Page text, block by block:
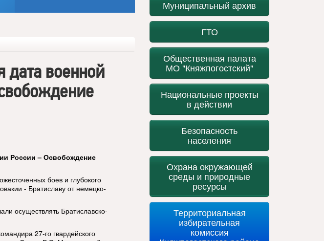
дата военной
России – Освобождение
боев и глубокого
- Братиславу от немецко-
осуществлять Братиславско-
27-го гвардейского
Муниципальный архив
ГТО
Общественная палата
МО "Княжпогостский"
Национальные проекты
в действии
Безопасность
населения
Охрана окружающей
среды и природные
ресурсы
Территориальная
избирательная
комиссия